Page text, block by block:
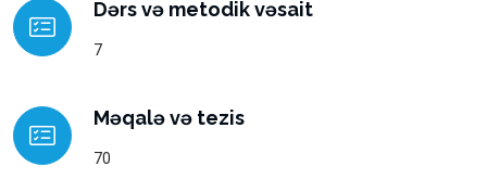
Dərs və metodik vəsait
7
Məqalə və tezis
70